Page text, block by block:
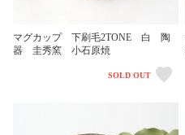
マグカップ 下刷毛2TONE 白 陶
器 圭秀窯 小石原焼
SOLD OUT